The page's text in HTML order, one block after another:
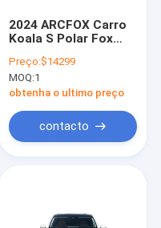
2024 ARCFOX Carro
Koala S Polar Fox
China Novo Veículo
Elétrico
Preço:$14299
MOQ:1
obtenha o ultimo preço
contacto